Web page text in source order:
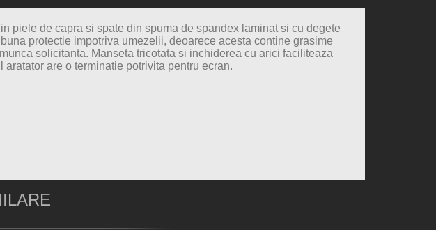
piele de capra si spate din spuma de spandex laminat si cu degete
protectie impotriva umezelii, deoarece acesta contine grasime
solicitanta. Manseta tricotata si inchiderea cu arici faciliteaza
aratator are o terminatie potrivita pentru ecran.